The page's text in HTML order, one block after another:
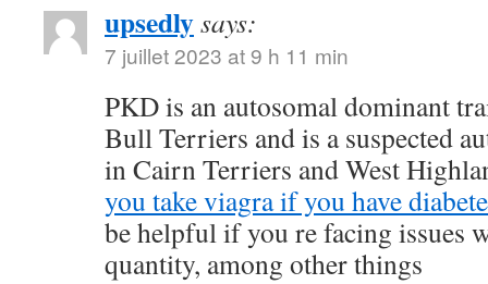
upsedlysays:
7 juillet 2023 at 9 h 11 min
PKD is an autosomal dominant
Bull Terriers and is a suspected
in Cairn Terriers and West
you take viagra if you have
be helpful if you re facing issues
quantity, among other things